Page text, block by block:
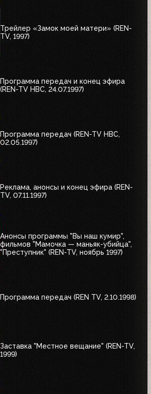
Трейлер «Замок моей матери» (REN-
TV, 1997)
Программа передач и конец эфира
(REN-TV НВС, 24.07.1997)
Программа передач (REN-TV НВС,
02.05.1997)
Реклама, анонсы и конец эфира (REN-
TV, 07.11.1997)
Анонсы программы "Вы наш кумир",
фильмов "Мамочка — маньяк-убийца",
"Преступник" (REN-TV, ноябрь 1997)
Программа передач (REN TV, 2.10.1998)
Заставка "Местное вещание" (REN-TV,
1999)